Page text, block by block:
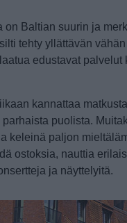
on Baltian suurin ja
tehty yllättävän
edustavat
kannattaa
puolista.
keleinä paljon
ostoksia, nauttia
ja näyttelyitä.